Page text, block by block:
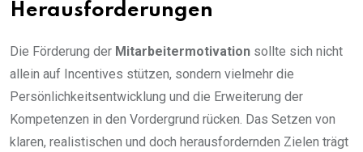
Herausforderungen
Die Förderung der Mitarbeitermotivation sollte sich nicht
allein auf Incentives stützen, sondern vielmehr die
Persönlichkeitsentwicklung und die Erweiterung der
Kompetenzen in den Vordergrund rücken. Das Setzen von
klaren, realistischen und doch herausfordernden Zielen trägt